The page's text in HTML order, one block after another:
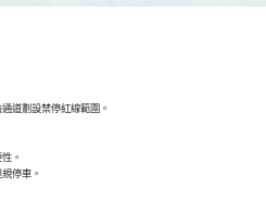
通道劃設禁停紅線範圍。
。
規停車。